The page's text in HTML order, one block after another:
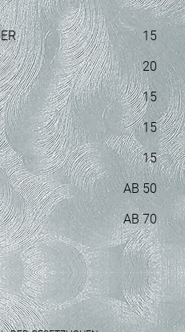
15
20
15
15
15
AB 50
AB 70